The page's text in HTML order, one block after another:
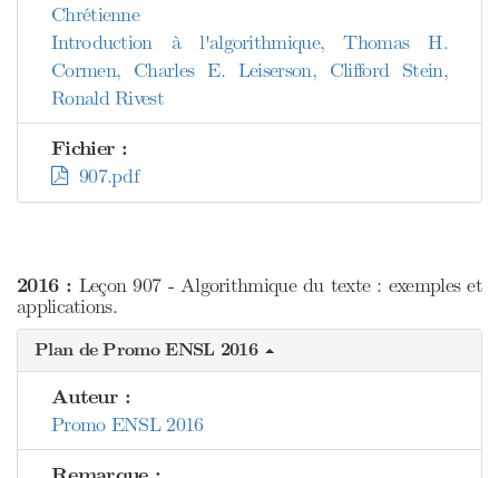
Chrétienne
Introduction à l'algorithmique, Thomas H.
Cormen, Charles E. Leiserson, Clifford Stein,
Ronald Rivest
Fichier :
907.pdf
2016 : Leçon 907 - Algorithmique du texte : exemples et
applications.
Plan de Promo ENSL 2016
Auteur :
Promo ENSL 2016